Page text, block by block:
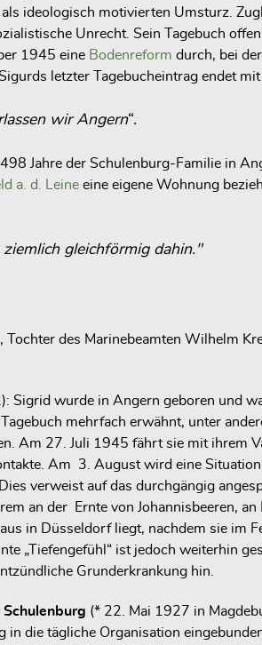
ideologisch motivierten Umsturz.
Unrecht. Sein Tagebuch
1945 eine Bodenreform durch, bei
letzter Tagebucheintrag endet mit
wir Angern“.
Jahre der Schulenburg-Familie in
a. d. Leine eine eigene Wohnung
gleichför­mig dahin."
Tochter des Marinebeamten Wilhelm
Sigrid wurde in Angern geboren und
mehrfach erwähnt, unter
Am 27. Juli 1945 fährt sie mit ihrem
Am 3. August wird eine
verweist auf das durchgängig
an der Ernte von Johannisbeeren,
in Düsseldorf liegt, nachdem sie im
„Tiefengefühl“ ist jedoch weiterhin
Grunderkrankung hin.
(* 22. Mai 1927 in
in die tägliche Organisation